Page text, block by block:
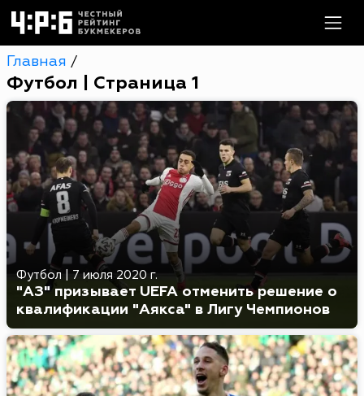
Главная /
Футбол | Страница 1
Футбол 7 июля 2020 г.
"АЗ" призывает UEFA отменить решение о
квалификации "Аякса" в Лигу Чемпионов